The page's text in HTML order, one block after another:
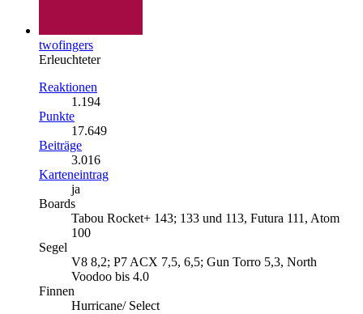
twofingers
Erleuchteter
Reaktionen
1.194
Punkte
17.649
Beiträge
3.016
Karteneintrag
ja
Boards
Tabou Rocket+ 143; 133 und 113, Futura 111, Atom
100
Segel
V8 8,2; P7 ACX 7,5, 6,5; Gun Torro 5,3, North
Voodoo bis 4.0
Finnen
Hurricane/ Select